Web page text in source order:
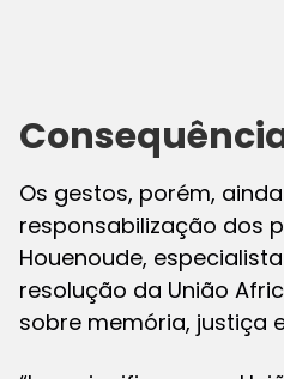
Os gestos, porém,
responsabilização dos
Houenoude,
resolução da União
sobre memória, justiça